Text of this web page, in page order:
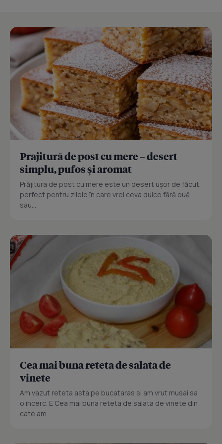
Prajitură de post cu mere – desert
simplu, pufos și aromat
Prăjitura de post cu mere este un desert ușor de făcut,
perfect pentru zilele în care vrei ceva dulce fără ouă
sau...
Cea mai buna reteta de salata de
vinete
Am vazut reteta asta pe bucataras si am vrut musai sa
o incerc. E Cea mai buna reteta de salata de vinete din
cate am...